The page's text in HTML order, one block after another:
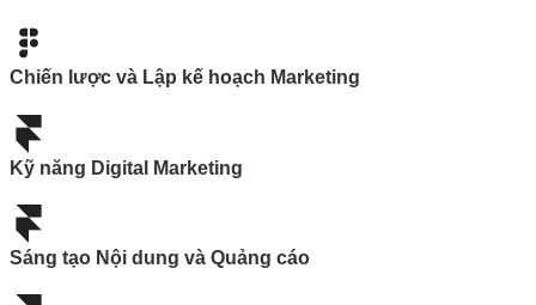
Chiến lược và Lập kế hoạch Marketing
Kỹ năng Digital Marketing
Sáng tạo Nội dung và Quảng cáo